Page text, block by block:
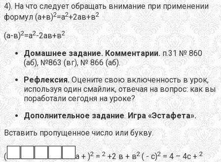
4). На что следует обращать внимание при применении
формул (а+в)2=а2+2ав+в2
(а-в)2=а2-2ав+в2
Домашнее задание. Комментарии. п.31 № 860
(аб), №863 (вг), № 866 (аб).
Рефлексия. Оцените свою включенность в урок,
используя один смайлик, отвечая на вопрос: как вы
поработали сегодня на уроке?
Дополнительное задание. Игра «Эстафета».
Вставить пропущенное число или букву.
( а + )2 = 2 +2 в + в2 ( - c)2 = 4 – 4c + 2